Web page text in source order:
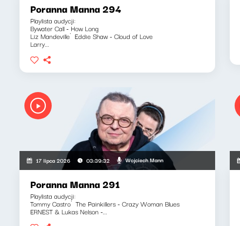
Poranna Manna 294
Playlista audycji:
Bywater Call - How Long
Liz Mandeville`Eddie Shaw - Cloud of Love
Larry...
17 lipca 2026 03:39:32 Wojciech Mann
Poranna Manna 291
Playlista audycji:
Tommy Castro`The Painkillers - Crazy Woman Blues
ERNEST & Lukas Nelson -...